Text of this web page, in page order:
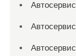
Автосервис
Автосервис
Автосервис